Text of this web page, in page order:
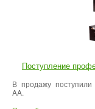
Поступление
В продажу
AA.